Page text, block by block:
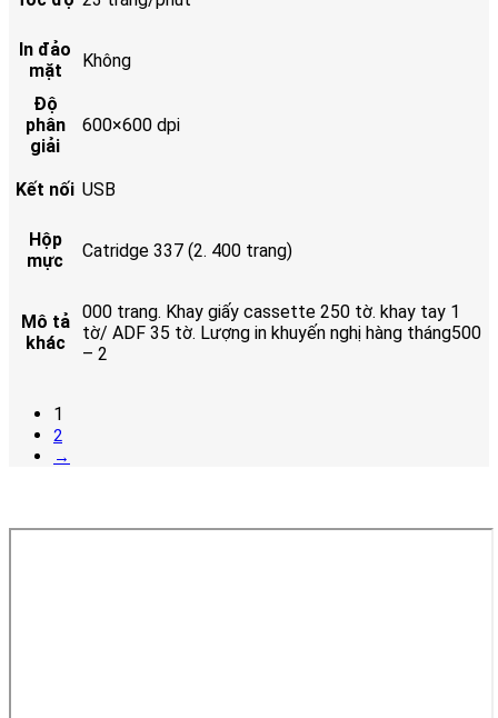
In đảo
mặt
Không
Độ
phân
giải
600×600 dpi
Kết nối USB
Hộp
mực
Catridge 337 (2. 400 trang)
Mô tả
khác
000 trang. Khay giấy cassette 250 tờ. khay tay 1
tờ/ ADF 35 tờ. Lượng in khuyến nghị hàng tháng500
– 2
1
2
→